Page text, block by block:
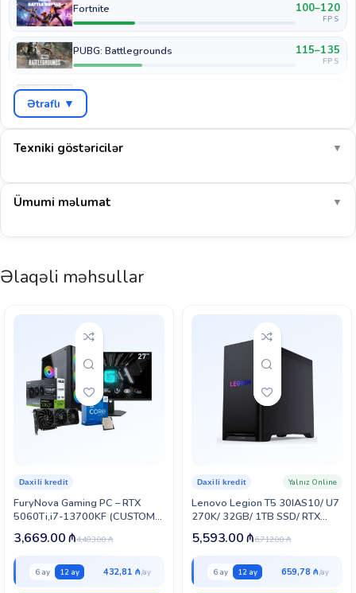
Fortnite 100–120
FPS
PUBG: Battlegrounds 115–135
FPS
GTA V
FPS
1080p-də AAA oyunlar yüksək/orta qarışıq ayarlarda ~83 FPS ilə
axıcı işləyir. E-idman oyunlarında 180+ FPS.
Göstərilən dəyərlər müstəqil benchmark nəticələrinin ortalamasına əsaslanan təxmini
aralıqlardır (yüksək ayarlar, DLSS/FSR olmadan). Real nəticə sistem konfiqurasiyası,
sürücü versiyası və oyunun özündən asılı olaraq dəyişə bilər.
Ətraflı ▼
Texniki göstəricilər ▼
Ümumi məlumat ▼
Əlaqəli məhsullar
FuryNova Gaming PC – RTX
5060Ti,i7-13700KF (CUSTOM-
PC-060)
Daxili kredit
4,403.00₼
3,669.00₼
6 ay 12 ay 432,81 ₼
Lenovo Legion T5 30IAS10/ U7
270K/ 32GB/ 1TB SSD/ RTX
5060 Ti 8GB
Daxili kredit Yalnız Online
6,712.00₼
5,593.00₼
6 ay 12 ay 659,78 ₼